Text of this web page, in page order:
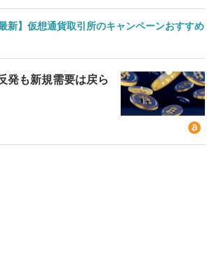
新】仮想通貨取引所のキャンペーンおすすめ
発も新規需要は戻ら